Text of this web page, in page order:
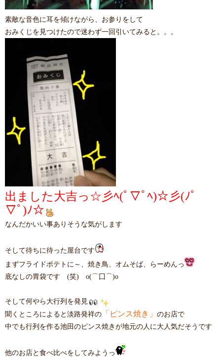
素敵な音色に耳を傾けながら、お参りをして
おみくじを見つけたので迷わず一回引いてみると。。。
出ました大吉っ☆彡ﾍ(ﾟ▽ﾟﾍ)☆彡(ﾉﾟ
▽ﾟ)ﾉ☆
なんだかいい事ありそうな気がします
そして待ちに待った屋台です
まずフライドポテトに～、焼き鳥、オムそば、らーめんっ
底なしの胃袋です (笑) o(⌒囗⌒)o
そして何やら大行列を発見
聞くところによると淡路発祥の 「ピンス焼き」 のお店で
中でも行列を作る池田のピンス焼きが地元の人に大人気だそうです
他のお店と食べ比べをしてみようっ